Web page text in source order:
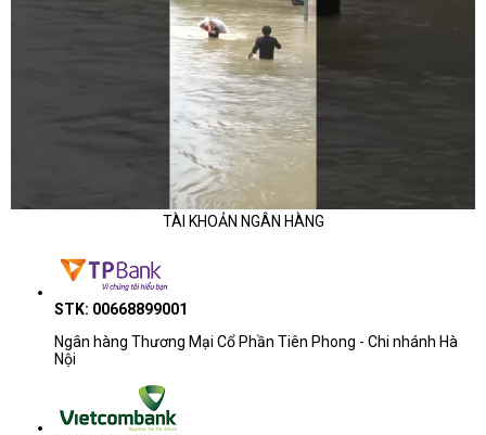
TÀI KHOẢN NGÂN HÀNG
STK: 00668899001
Ngân hàng Thương Mại Cổ Phần Tiên Phong - Chi nhánh Hà
Nội